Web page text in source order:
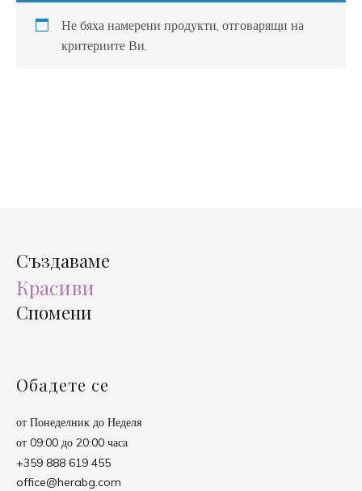
Не бяха намерени продукти, отговарящи на
критериите Ви.
Създаваме
Красиви
Спомени
Обадете се
от Понеделник до Неделя
от 09:00 до 20:00 часа
+359 888 619 455
office@herabg.com